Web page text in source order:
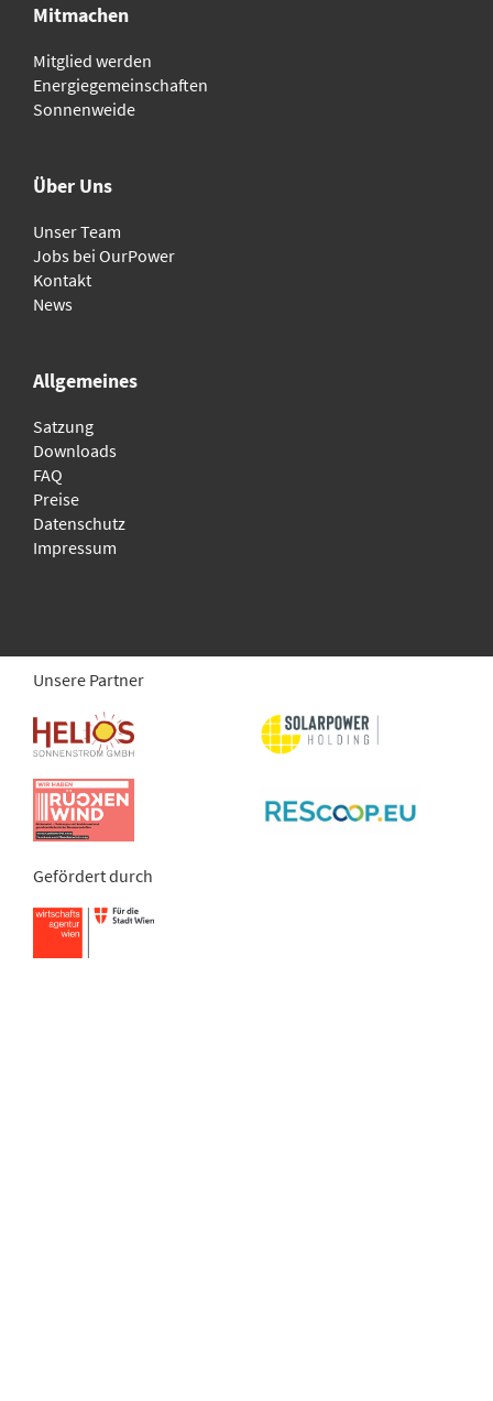
Mitmachen
Mitglied werden
Energiegemeinschaften
Sonnenweide
Über Uns
Unser Team
Jobs bei OurPower
Kontakt
News
Allgemeines
Satzung
Downloads
FAQ
Preise
Datenschutz
Impressum
Unsere Partner
Gefördert durch